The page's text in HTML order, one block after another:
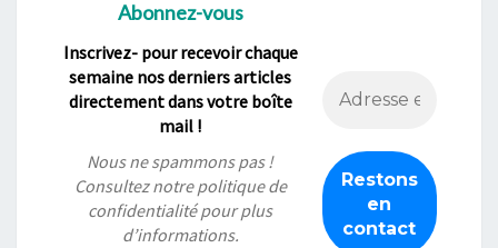
Abonnez-vous
Inscrivez- pour recevoir chaque
semaine nos derniers articles
directement dans votre boîte
mail !
Nous ne spammons pas !
Consultez notrepolitique de
confidentialitépour plus
d’informations.